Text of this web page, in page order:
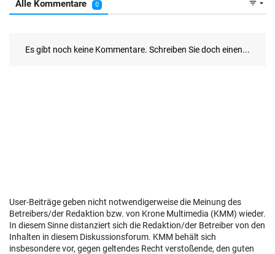
User-Beiträge geben nicht notwendigerweise die Meinung des
Betreibers/der Redaktion bzw. von Krone Multimedia (KMM) wieder.
In diesem Sinne distanziert sich die Redaktion/der Betreiber von den
Inhalten in diesem Diskussionsforum. KMM behält sich
insbesondere vor, gegen geltendes Recht verstoßende, den guten